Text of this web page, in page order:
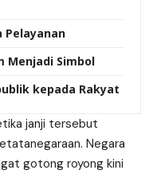
Pelayanan
Menjadi Simbol
kepada Rakyat
janji tersebut
Negara
gotong royong kini